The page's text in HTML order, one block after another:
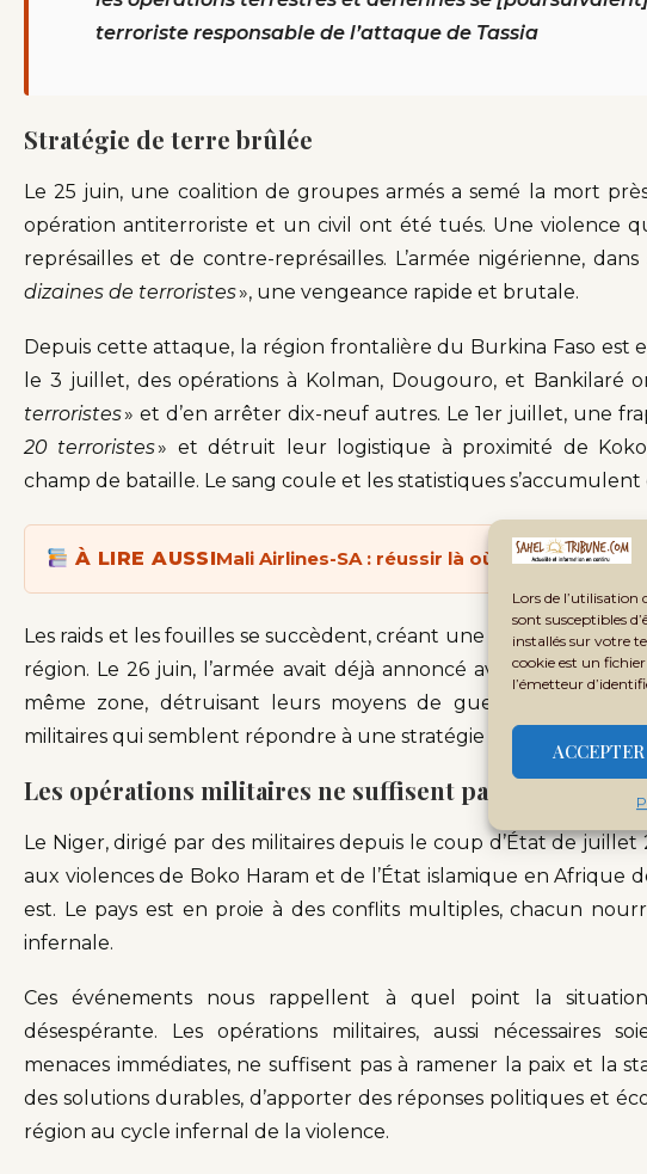
Lors de
sont susceptibles
installés sur votre
cookie est un
l’émetteur
ACCEPTER
terroriste responsable de l’attaque de Tassia
Stratégie de terre brûlée
Le 25 juin, une coalition de groupes armés a semé la mort
opération antiterroriste et un civil ont été tués. Une violence
représailles et de contre-représailles. L’armée nigérienne,
dizaines de terroristes», une vengeance rapide et brutale.
Depuis cette attaque, la région frontalière du Burkina Faso est
le 3 juillet, des opérations à Kolman, Dougouro, et Bankilaré
terroristes» et d’en arrêter dix-neuf autres. Le 1er juillet, une
20 terroristes» et détruit leur logistique à proximité de
champ de bataille. Le sang coule et les statistiques
À LIRE AUSSIMali Airlines-SA : réussir là où Air Mali a
Les raids et les fouilles se succèdent, créant une atmosphère
région. Le 26 juin, l’armée avait déjà annoncé avoir tué « une
même zone, détruisant leurs moyens de guerre lors d’un
militaires qui semblent répondre à une stratégie de terre brûlée.
Les opérations militaires ne suffisent pas à ramener la
Le Niger, dirigé par des militaires depuis le coup d’État de
aux violences de Boko Haram et de l’État islamique en Afrique
est. Le pays est en proie à des conflits multiples, chacun
infernale.
Ces événements nous rappellent à quel point la
désespérante. Les opérations militaires, aussi nécessaires
menaces immédiates, ne suffisent pas à ramener la paix et la
des solutions durables, d’apporter des réponses politiques et
région au cycle infernal de la violence.